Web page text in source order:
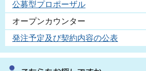
公募型プロポーザル
オープンカウンター
発注予定及び契約内容の公表